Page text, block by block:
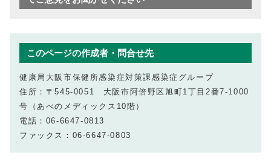
このページの作成者・問合せ先
健康局大阪市保健所感染症対策課感染症グループ
住所：〒545-0051 大阪市阿倍野区旭町1丁目2番7-1000
号（あべのメディックス10階）
電話：06-6647-0813
ファックス：06-6647-0803